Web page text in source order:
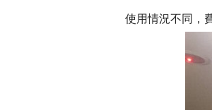
使用情況不同，